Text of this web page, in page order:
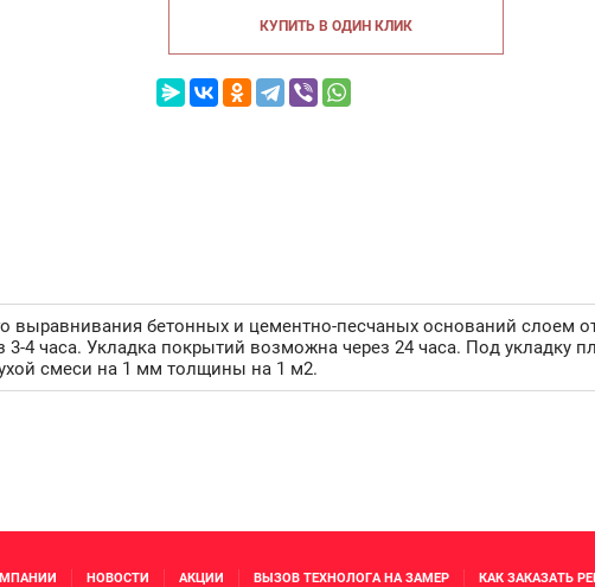
КУПИТЬ В ОДИН КЛИК
бетонных и цементно-песчаных оснований слоем
4 часа. Укладка покрытий возможна через 24 часа. Под укладку
смеси на 1 мм толщины на 1 м2.
НОВОСТИ АКЦИИ ВЫЗОВ ТЕХНОЛОГА НА ЗАМЕР
КАК ЗАКАЗАТЬ